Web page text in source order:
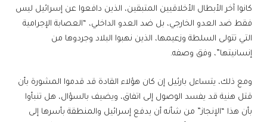
كانوا آخر الأبطال الأخلاقيين المتبقين، الذين دافعوا عن إسرائيل ليس
فقط ضد العدو الخارجي، بل ضد العدو الداخلي، “العصابة الإجرامية
التي تتولى السلطة وزعيمها، الذين نهبوا البلاد وجردوها من
إنسانيتها”، وفق وصفه.
ومع ذلك، يتساءل بارئيل إن كان هؤلاء القادة قد قدموا المشورة بأن
قتل هنية قد يفسد الوصول إلى اتفاق، ويضيف بالسؤال، هل تنبأوا
بأن هذا “الإنجاز” من شأنه أن يدفع إسرائيل والمنطقة بأسرها إلى